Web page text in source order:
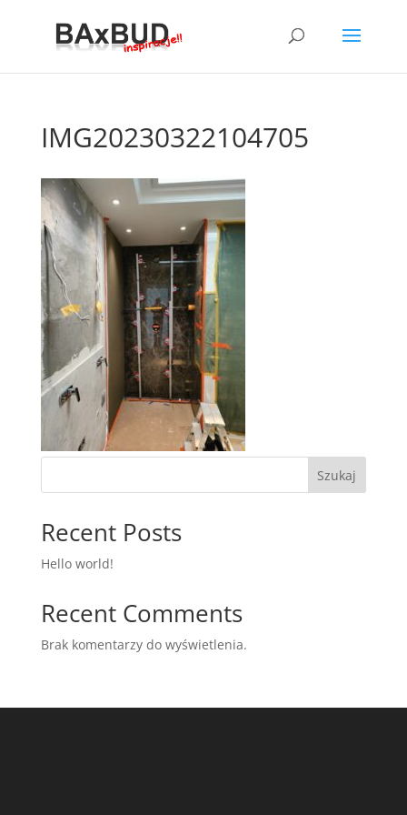
IMG20230322104705
Szukaj
Recent Posts
Hello world!
Recent Comments
Brak komentarzy do wyświetlenia.